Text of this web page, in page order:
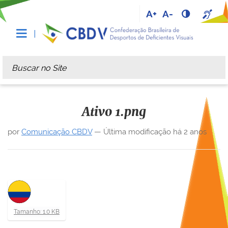
A+ A-
Busca
Busca Avançada…
Ativo 1.png
por Comunicação CBDV— Última modificação há 2 anos
C
l
Tamanho: 1.0 KB